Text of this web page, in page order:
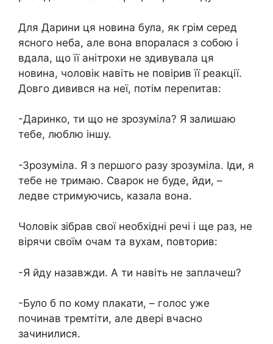
Для Дарини ця новина була, як грім серед
ясного неба, але вона впоралася з собою і
вдала, що її анітрохи не здивувала ця
новина, чоловік навіть не повірив її реакції.
Довго дивився на неї, потім перепитав:
-Даринко, ти що не зрозуміла? Я залишаю
тебе, люблю іншу.
-Зрозуміла. Я з першого разу зрозуміла. Іди, я
тебе не тримаю. Сварок не буде, йди, –
ледве стримуючись, казала вона.
Чоловік зібрав свої необхідні речі і ще раз, не
вірячи своїм очам та вухам, повторив:
-Я йду назавжди. А ти навіть не заплачеш?
-Було б по кому плакати, – голос уже
починав тремтіти, але двері вчасно
зачинилися.